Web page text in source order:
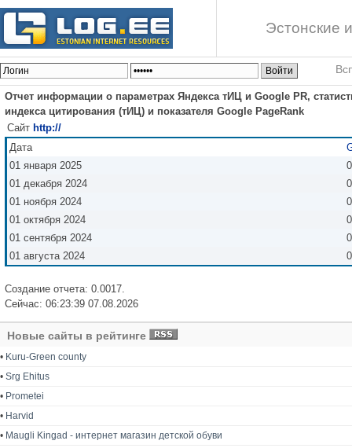
Эстонские
Отчет информации о параметрах Яндекса тИЦ и Google PR,
индекса цитирования (тИЦ) и показателя Google PageRank
Сайт http://
Дата
01 января 2025
0
01 декабря 2024
0
01 ноября 2024
0
01 октября 2024
0
01 сентября 2024
0
01 августа 2024
0
Создание отчета: 0.0017.
Сейчас: 06:23:39 07.08.2026
Новые сайты в рейтинге
• Kuru-Green county
• Srg Ehitus
• Prometei
• Harvid
• Maugli Kingad - интернет магазин детской обуви